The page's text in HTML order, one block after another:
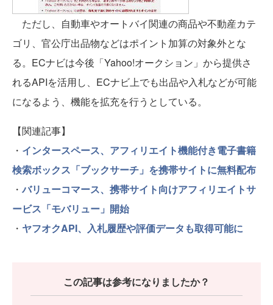
ただし、自動車やオートバイ関連の商品や不動産カテ
ゴリ、官公庁出品物などはポイント加算の対象外とな
る。ECナビは今後「Yahoo!オークション」から提供さ
れるAPIを活用し、ECナビ上でも出品や入札などが可能
になるよう、機能を拡充を行うとしている。
【関連記事】
・ インタースペース、アフィリエイト機能付き電子書籍
検索ボックス「ブックサーチ」を携帯サイトに無料配布
・バリューコマース、携帯サイト向けアフィリエイトサ
ービス「モバリュー」開始
・ ヤフオクAPI、入札履歴や評価データも取得可能に
この記事は参考になりましたか？